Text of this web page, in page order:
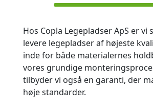
Hos Copla Legepladser ApS er vi
levere legepladser af højeste
inde for både materialernes
vores grundige
tilbyder vi også en garanti, der
høje standarder.